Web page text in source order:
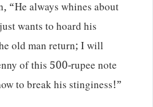
“He always whines about
wants to hoard his
old man return; I will
of this 500-rupee note
to break his stinginess!”